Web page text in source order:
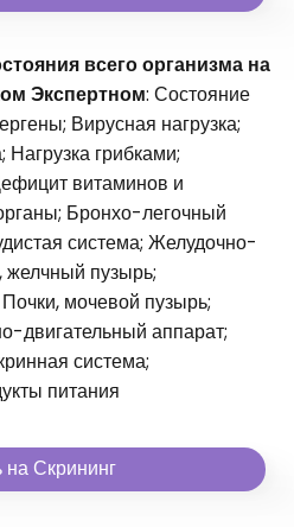
всего организма на
Экспертном: Состояние
Вирусная нагрузка;
Нагрузка грибками;
витаминов и
Бронхо-легочный
система; Желудочно-
желчный пузырь;
мочевой пузырь;
двигательный аппарат;
система;
питания
на Скрининг